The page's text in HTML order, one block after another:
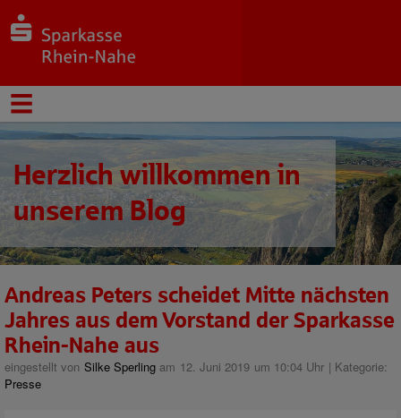
Herzlich willkommen in
unserem Blog
Andreas Peters scheidet Mitte nächsten
Jahres aus dem Vorstand der Sparkasse
Rhein-Nahe aus
eingestellt von Silke Sperling am 12. Juni 2019 um 10:04 Uhr | Kategorie:
Presse